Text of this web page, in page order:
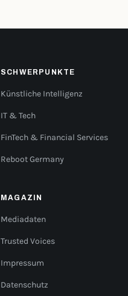
SCHWERPUNKTE
Künstliche Intelligenz
IT & Tech
FinTech & Financial Services
Reboot Germany
MAGAZIN
Mediadaten
Trusted Voices
Impressum
Datenschutz